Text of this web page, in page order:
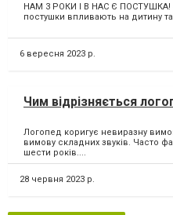
НАМ 3 РОКИ І В НАС Є ПОСТУШКА!
постушки впливають на дитину та
6 вересня 2023 р.
Чим відрізняється
Логопед коригує невиразну
вимову складних звуків. Часто
шести років....
28 червня 2023 р.